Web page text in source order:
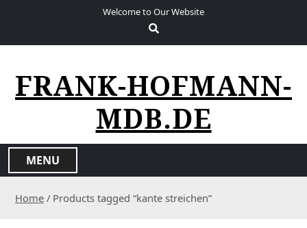
Welcome to Our Website
FRANK-HOFMANN-
MDB.DE
MENU
Home / Products tagged “kante streichen”